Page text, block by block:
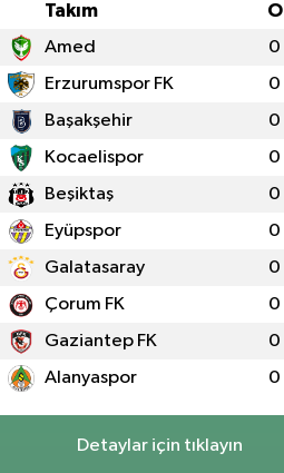
Takım O
Amed 0
Erzurumspor FK 0
Başakşehir 0
Kocaelispor 0
Beşiktaş 0
Eyüpspor 0
Galatasaray 0
Çorum FK 0
Gaziantep FK 0
Alanyaspor 0
Detaylar için tıklayın